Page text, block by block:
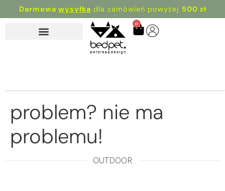
Darmowa wysyłka dla zamówień powyżej 500 zł
0
problem? nie ma
problemu!
OUTDOOR